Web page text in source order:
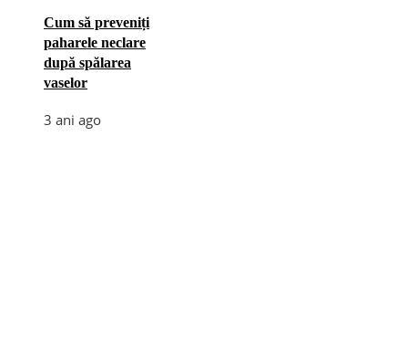
Cum să preveniți
paharele neclare
după spălarea
vaselor
3 ani ago